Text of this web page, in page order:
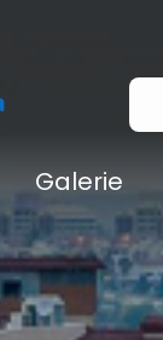
Galerie